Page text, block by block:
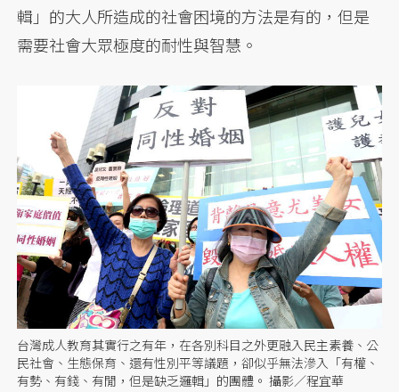
輯」的大人所造成的社會困境的方法是有的，但是
需要社會大眾極度的耐性與智慧。
台灣成人教育其實行之有年，在各別科目之外更融入民主素養、公
民社會、生態保育、還有性別平等議題，卻似乎無法滲入「有權、
有勢、有錢、有閒，但是缺乏邏輯」的團體。 攝影／程宜華